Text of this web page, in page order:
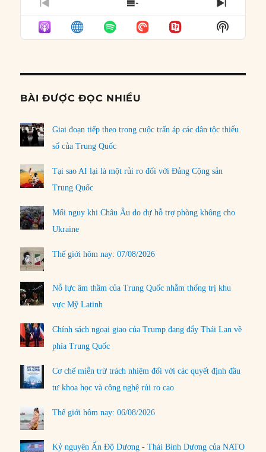
PREVIOUS
EPISODE
SHOW
EPISODES
LIST
NEXT
Show
Podcast
BÀI ĐƯỢC ĐỌC NHIỀU
Giai đoạn tiếp theo trong cuộc trấn áp các dân tộc thiểu
số của Trung Quốc
Tại sao AI lại là một rủi ro đối với Đảng Cộng sản
Trung Quốc
Mối nguy khi Châu Âu do dự hỗ trợ phòng không cho
Ukraine
Thế giới hôm nay: 07/08/2026
Nỗ lực âm thầm của Trung Quốc nhằm thống trị khu
vực Mỹ Latinh
Chính sách ngoại giao của Trump đang đẩy Thái Lan về
phía Trung Quốc
Cơ chế miễn trừ trách nhiệm đối với các quyết định đầu
tư khoa học và công nghệ rủi ro cao
Thế giới hôm nay: 06/08/2026
Kỷ nguyên Ấn Độ Dương - Thái Bình Dương của NATO